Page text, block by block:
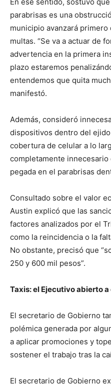
parabrisas es una
municipio avanzará
multas. “Se va a actuar de
advertencia en la primera
plazo estaremos
entendemos que quita
manifestó.
Además, consideró
dispositivos dentro del
cobertura de celular a lo
completamente
pegada en el parabrisas
Consultado sobre el valor
Austin explicó que las
factores analizados por el
como la reincidencia o la
No obstante, precisó que
250 y 600 mil pesos”.
Taxis: el Ejecutivo abierto
El secretario de Gobierno
polémica generada por
a aplicar promociones y
sostener el trabajo tras la
El secretario de Gobierno